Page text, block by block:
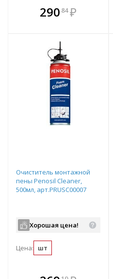
290 84 ₽
В комплекте
всегда выгоднее!
Очиститель монтажной
пены Penosil Cleaner,
500мл, арт.PRUSC00007
Хорошая цена!
Цена: шт